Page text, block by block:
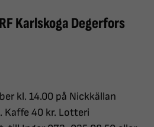
Karlskoga Degerfors
kl. 14.00 på Nickkällan
Kaffe 40 kr. Lotteri